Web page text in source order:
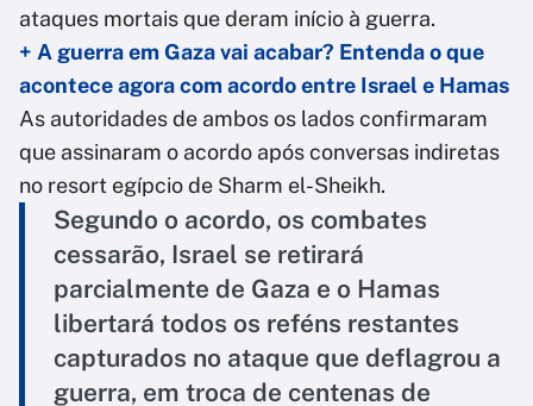
ataques mortais que deram início à guerra.
+ A guerra em Gaza vai acabar? Entenda o que
acontece agora com acordo entre Israel e Hamas
As autoridades de ambos os lados confirmaram
que assinaram o acordo após conversas indiretas
no resort egípcio de Sharm el-Sheikh.
Segundo o acordo, os combates
cessarão, Israel se retirará
parcialmente de Gaza e o Hamas
libertará todos os reféns restantes
capturados no ataque que deflagrou a
guerra, em troca de centenas de